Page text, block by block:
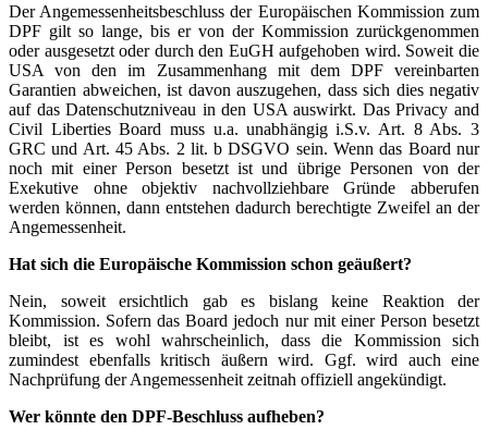
Der Angemessenheitsbeschluss der Europäischen Kommission zum
DPF gilt so lange, bis er von der Kommission zurückgenommen
oder ausgesetzt oder durch den EuGH aufgehoben wird. Soweit die
USA von den im Zusammenhang mit dem DPF vereinbarten
Garantien abweichen, ist davon auszugehen, dass sich dies negativ
auf das Datenschutzniveau in den USA auswirkt. Das Privacy and
Civil Liberties Board muss u.a. unabhängig i.S.v. Art. 8 Abs. 3
GRC und Art. 45 Abs. 2 lit. b DSGVO sein. Wenn das Board nur
noch mit einer Person besetzt ist und übrige Personen von der
Exekutive ohne objektiv nachvollziehbare Gründe abberufen
werden können, dann entstehen dadurch berechtigte Zweifel an der
Angemessenheit.
Hat sich die Europäische Kommission schon geäußert?
Nein, soweit ersichtlich gab es bislang keine Reaktion der
Kommission. Sofern das Board jedoch nur mit einer Person besetzt
bleibt, ist es wohl wahrscheinlich, dass die Kommission sich
zumindest ebenfalls kritisch äußern wird. Ggf. wird auch eine
Nachprüfung der Angemessenheit zeitnah offiziell angekündigt.
Wer könnte den DPF-Beschluss aufheben?